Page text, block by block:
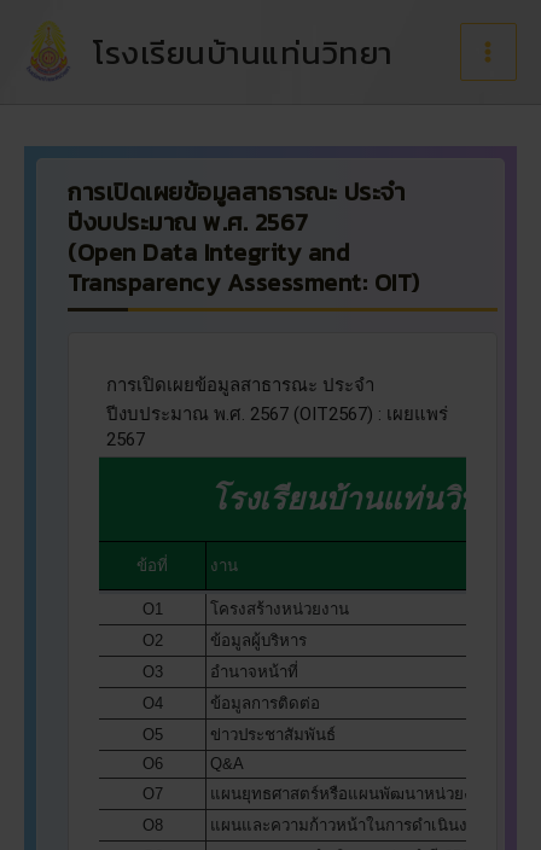
content
โรงเรียนบ้านแท่นวิทยา
การเปิดเผยข้อมูลสาธารณะ ประจำ
ปีงบประมาณ พ.ศ. 2567
(Open Data Integrity and
Transparency Assessment: OIT)